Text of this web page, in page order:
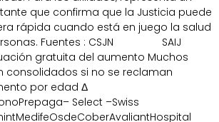
que confirma que la Justicia puede
rápida cuando está en juego la salud
Fuentes : CSJN SAIJ
gratuita del aumento Muchos
consolidados si no se reclaman
por edad Δ
Select –Swiss